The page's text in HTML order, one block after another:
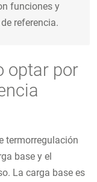
funciones y
referencia.
optar por
termorregulación
base y el
La carga base es